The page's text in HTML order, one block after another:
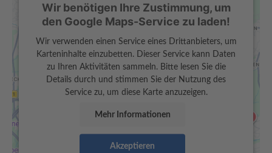
Wir benötigen Ihre Zustimmung, um
den Google Maps-Service zu laden!
Wir verwenden einen Service eines Drittanbieters, um
Karteninhalte einzubetten. Dieser Service kann Daten
zu Ihren Aktivitäten sammeln. Bitte lesen Sie die
Details durch und stimmen Sie der Nutzung des
Service zu, um diese Karte anzuzeigen.
Mehr Informationen
Akzeptieren